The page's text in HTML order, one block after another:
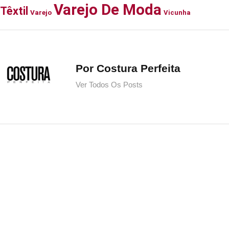
Têxtil Varejo Varejo De Moda Vicunha
Por Costura Perfeita
Ver Todos Os Posts